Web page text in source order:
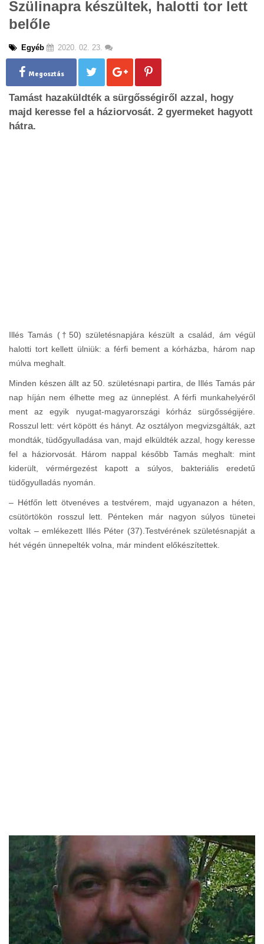
g
t
Szülinapra készültek, halotti tor lett
belőle
Egyéb 2020. 02. 23.
Megosztás
Tamást hazaküldték a sürgősségiről azzal, hogy
majd keresse fel a háziorvosát. 2 gyermeket hagyott
hátra.
Illés Tamás (†50) születésnapjára készült a család, ám végül
halotti tort kellett ülniük: a férfi bement a kórházba, három nap
múlva meghalt.
Minden készen állt az 50. születésnapi partira, de Illés Tamás pár
nap híján nem élhette meg az ünneplést. A férfi munkahelyéről
ment az egyik nyugat-magyarországi kórház sürgősségijére.
Rosszul lett: vért köpött és hányt. Az osztályon megvizsgálták, azt
mondták, tüdőgyulladása van, majd elküldték azzal, hogy keresse
fel a háziorvosát. Három nappal később Tamás meghalt: mint
kiderült, vérmérgezést kapott a súlyos, bakteriális eredetű
tüdőgyulladás nyomán.
– Hétfőn lett ötvenéves a testvérem, majd ugyanazon a héten,
csütörtökön rosszul lett. Pénteken már nagyon súlyos tünetei
voltak – emlékezett Illés Péter (37).Testvérének születésnapját a
hét végén ünnepelték volna, már mindent előkészítettek.